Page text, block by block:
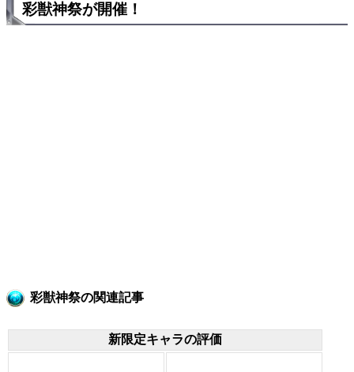
彩獣神祭が開催！
彩獣神祭の関連記事
新限定キャラの評価